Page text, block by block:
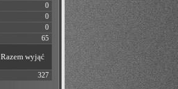
0
0
0
65
Razem wyjąć
327